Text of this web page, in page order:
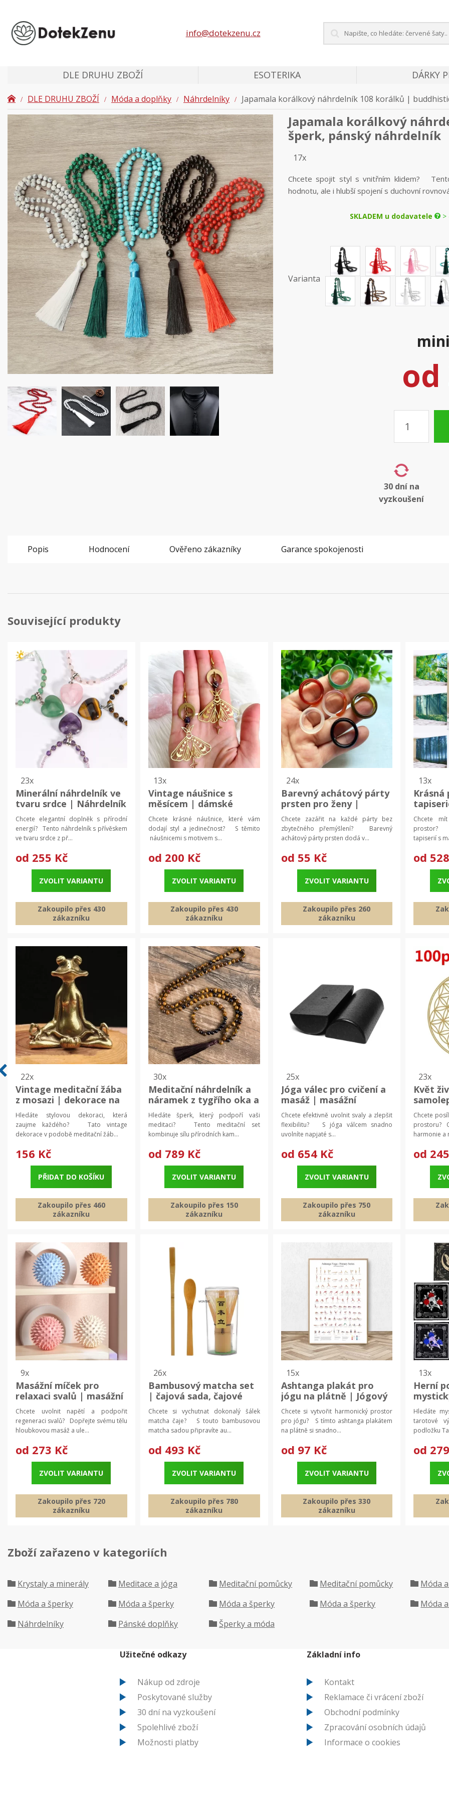
info@dotekzenu.cz
DLE DRUHU ZBOŽÍ ESOTERIKA DÁRKY
DLE DRUHU ZBOŽÍ Móda a doplňky Náhrdelníky Japamala korálkový náhrdelník 108 korálků |
Japamala korálkový
šperk, pánský náhrdelník
17x
Chcete spojit styl s vnitřním klidem?
hodnotu, ale i hlubší spojení s duchovní
SKLADEM u dodavatele >
Varianta
od
30 dní na
vyzkoušení
Popis Hodnocení Ověřeno zákazníky Garance spokojenosti
Související produkty
23x
Minerální náhrdelník ve
tvaru srdce | Náhrdelník
pro ženy, skleněné
korálky
Chcete elegantní doplněk s přírodní
energií? Tento náhrdelník s přívěskem
ve tvaru srdce z př...
od 255 Kč
ZVOLIT VARIANTU
Zakoupilo přes 430
zákazníku
13x
Vintage náušnice s
měsícem | dámské
šperky 2 ks
Chcete krásné náušnice, které vám
dodají styl a jedinečnost? S těmito
náušnicemi s motivem s...
od 200 Kč
ZVOLIT VARIANTU
Zakoupilo přes 430
zákazníku
24x
Barevný achátový párty
prsten pro ženy |
dámský šperk, módní
prsten
Chcete zazářit na každé párty bez
zbytečného přemýšlení? Barevný
achátový párty prsten dodá v...
od 55 Kč
ZVOLIT VARIANTU
Zakoupilo přes 260
zákazníku
13x
Chcete
prostor?
tapiserií s
od
22x
Vintage meditační žába
z mosazi | dekorace na
stůl, retro figurka
Hledáte stylovou dekoraci, která
zaujme každého? Tato vintage
dekorace v podobě meditační žáb...
156 Kč
PŘIDAT DO KOŠÍKU
Zakoupilo přes 460
zákazníku
30x
Meditační náhrdelník a
náramek z tygřího oka a
onyxu | japa mala
náramek, joga šperky
Hledáte šperk, který podpoří vaši
meditaci? Tento meditační set
kombinuje sílu přírodních kam...
od 789 Kč
ZVOLIT VARIANTU
Zakoupilo přes 150
zákazníku
25x
Jóga válec pro cvičení a
masáž | masážní
pomůcky
Chcete efektivně uvolnit svaly a zlepšit
flexibilitu? S jóga válcem snadno
uvolníte napjaté s...
od 654 Kč
ZVOLIT VARIANTU
Zakoupilo přes 750
zákazníku
23x
Květ
100 ks
Chcete
prostoru?
harmonie a
od
9x
Masážní míček pro
relaxaci svalů | masážní
pomůcka, fasciální
míček
Chcete uvolnit napětí a podpořit
regeneraci svalů? Dopřejte svému tělu
hloubkovou masáž a ule...
od 273 Kč
ZVOLIT VARIANTU
Zakoupilo přes 720
zákazníku
26x
Bambusový matcha set
| čajová sada, čajové
příslušenství
Chcete si vychutnat dokonalý šálek
matcha čaje? S touto bambusovou
matcha sadou připravíte au...
od 493 Kč
ZVOLIT VARIANTU
Zakoupilo přes 780
zákazníku
15x
Ashtanga plakát pro
jógu na plátně | Jógový
tisk, dekorace jóga
Chcete si vytvořit harmonický prostor
pro jógu? S tímto ashtanga plakátem
na plátně si snadno...
od 97 Kč
ZVOLIT VARIANTU
Zakoupilo přes 330
zákazníku
13x
Herní
herní
Hledáte
tarotové
podložku
od
Zboží zařazeno v kategoriích
Krystaly a minerály Meditace a jóga Meditační pomůcky Meditační pomůcky Móda
Móda a šperky
Móda a šperky Móda a šperky Móda a šperky Móda
Náhrdelníky
Pánské doplňky Šperky a móda
Užitečné odkazy
Nákup od zdroje
Poskytované služby
30 dní na vyzkoušení
Spolehlivé zboží
Možnosti platby
Základní info
Kontakt
Reklamace či vrácení zboží
Obchodní podmínky
Zpracování osobních údajů
Informace o cookies